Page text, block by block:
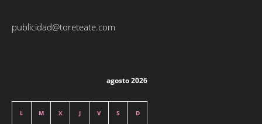
publicidad@toreteate.com
agosto 2026
L M X J V S D